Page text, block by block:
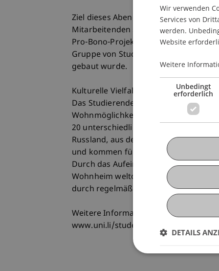
Ziel dieses Abends mit
Mitarbeitenden sowie den Freunden
Pro-Bono-Projekt, welches in der
Gruppe von Studierenden des
gebaut wurde.
Kulturelle Vielfalt mitten in
Das Studierendenwohnheim der
Wohnmöglichkeiten für Studierende
20 unterschiedlichen Ländern,
Russland, aus der Türkei und aus der
und kommen für ein bis zwei
Durch das Aufeinandertreffen der
Wohnheim weltoffen und
durch regelmäßige, interkulturelle
Weitere Informationen
www.uni.li/studentenwohnheim
Wir verwenden
Services von
werden.
Website
Weitere
Unbedingt
erforderlich
DETAILS